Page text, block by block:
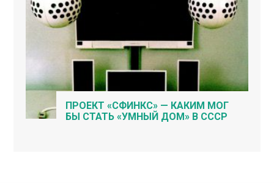
ПРОЕКТ «СФИНКС» — КАКИМ МОГ
БЫ СТАТЬ «УМНЫЙ ДОМ» В СССР